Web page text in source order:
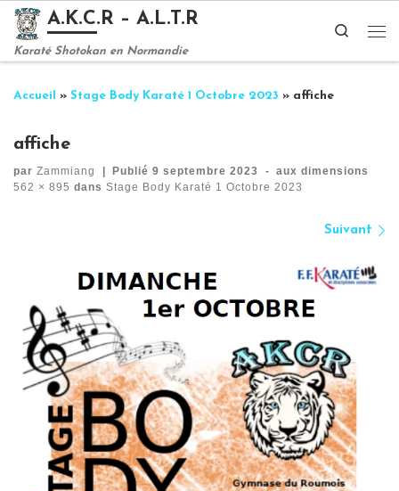
Passer au contenu
A.K.C.R – A.L.T.R
Karaté Shotokan en Normandie
Search
Accueil » Stage Body Karaté 1 Octobre 2023 » affiche
affiche
par Zammiang Publié9 septembre 2023 - aux dimensions
562 × 895 dans Stage Body Karaté 1 Octobre 2023
Suivant